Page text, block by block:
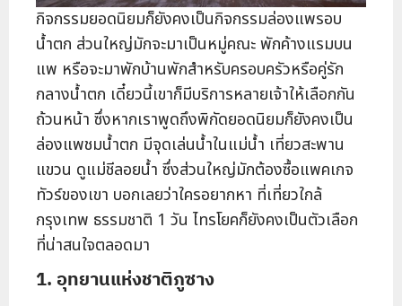
กิจกรรมยอดนิยมก็ยังคงเป็นกิจกรรมล่องแพรอบ
น้ำตก ส่วนใหญ่มักจะมาเป็นหมู่คณะ พักค้างแรมบน
แพ หรือจะมาพักบ้านพักสำหรับครอบครัวหรือคู่รัก
กลางน้ำตก เดี๋ยวนี้เขาก็มีบริการหลายเจ้าให้เลือกกัน
ถ้วนหน้า ซึ่งหากเราพูดถึงพิกัดยอดนิยมก็ยังคงเป็น
ล่องแพชมน้ำตก มีจุดเล่นน้ำในแม่น้ำ เที่ยวสะพาน
แขวน ดูแม่ชีลอยน้ำ ซึ่งส่วนใหญ่มักต้องซื้อแพคเกจ
ทัวร์ของเขา บอกเลยว่าใครอยากหา ที่เที่ยวใกล้
กรุงเทพ ธรรมชาติ 1 วัน ไทรโยคก็ยังคงเป็นตัวเลือก
ที่น่าสนใจตลอดมา
1. อุทยานแห่งชาติภูซาง